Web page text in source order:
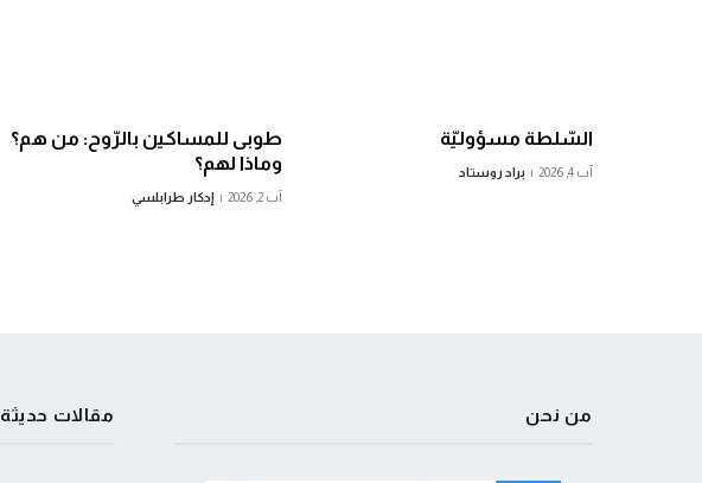
السّلطة مسؤوليّة
آب 4, 2026 براد روستاد
طوبى للمساكين بالرّوح: من هم؟
وماذا لهم؟
آب 2, 2026 إدكار طرابلسي
من نحن مقالات حديثة